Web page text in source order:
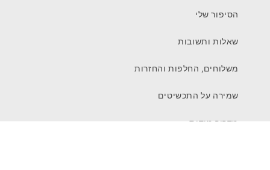
הסיפור שלי
שאלות ותשובות
משלוחים, החלפות והחזרות
שמירה על התכשיטים
מדריך מידות